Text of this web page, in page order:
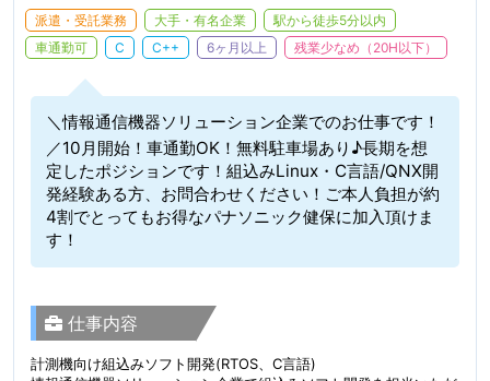
派遣・受託業務 大手・有名企業
駅から徒歩5分以内
車通勤可
C C++ 6ヶ月以上 残業少なめ（20H以下）
＼情報通信機器ソリューション企業でのお仕事です！
／10月開始！車通勤OK！無料駐車場あり♪長期を想
定したポジションです！組込みLinux・C言語/QNX開
発経験ある方、お問合わせください！ご本人負担が約
4割でとってもお得なパナソニック健保に加入頂けま
す！
仕事内容
計測機向け組込みソフト開発(RTOS、C言語)